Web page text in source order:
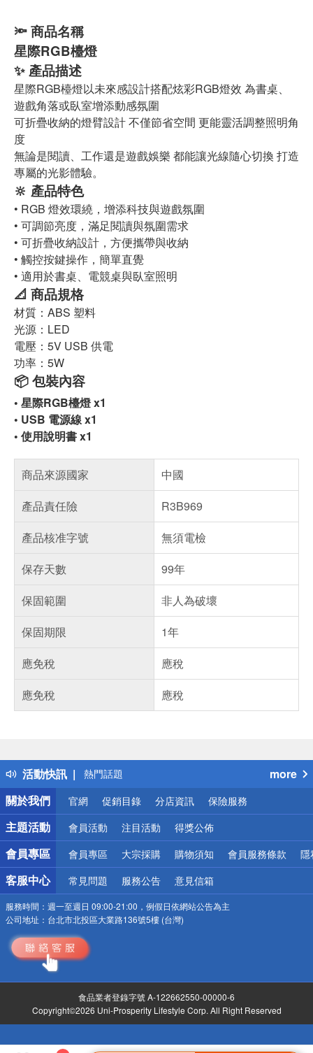
🔦商品名稱
星際RGB檯燈
✨ 產品描述
星際RGB檯燈以未來感設計搭配炫彩RGB燈效 為書桌、
遊戲角落或臥室增添動感氛圍
可折疊收納的燈臂設計 不僅節省空間 更能靈活調整照明角
度
無論是閱讀、工作還是遊戲娛樂 都能讓光線隨心切換 打造
專屬的光影體驗。
🔆 產品特色
• RGB 燈效環繞，增添科技與遊戲氛圍
• 可調節亮度，滿足閱讀與氛圍需求
• 可折疊收納設計，方便攜帶與收納
• 觸控按鍵操作，簡單直覺
• 適用於書桌、電競桌與臥室照明
📐 商品規格
材質：ABS 塑料
光源：LED
電壓：5V USB 供電
功率：5W
📦包裝內容
• 星際RGB檯燈 x1
• USB 電源線 x1
• 使用說明書 x1
商品來源國家
中國
產品責任險
R3B969
產品核准字號
無須電檢
保存天數
99年
保固範圍
非人為破壞
保固期限
1年
應免稅
應稅
應免稅
應稅
活動快訊
得獎公告
熱門話題
銀行優惠
偏遠地區配送
詐騙網頁！請小心！
more
關於我們
官網 促銷目錄 分店資訊 保險服務
主題活動 會員活動 注目活動 得獎公佈
會員專區 會員專區 大宗採購 購物須知 會員服務條款 隱
客服中心 常見問題 服務公告 意見信箱
服務時間： 週一至週日 09:00-21:00，例假日依網站公告為主
公司地址： 台北市北投區大業路136號5樓 (台灣)
食品業者登錄字號 A-122662550-00000-6
Copyright©2026 Uni-Prosperity Lifestyle Corp. All Right Reserved